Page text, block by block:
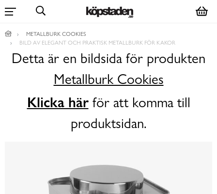
METALLBURK COOKIES
BILD AV ELEGANT OCH PRAKTISK METALLBURK FÖR KAKOR
Detta är en bildsida för produkten
Metallburk Cookies
Klicka härför att komma till
produktsidan.